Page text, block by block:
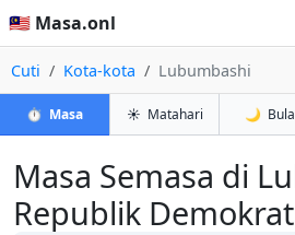
🇲🇾 Masa.onl
Cuti Kota-kota Lubumbashi
⏱️ Masa ☀️ Matahari 🌙
Masa Semasa di
Republik